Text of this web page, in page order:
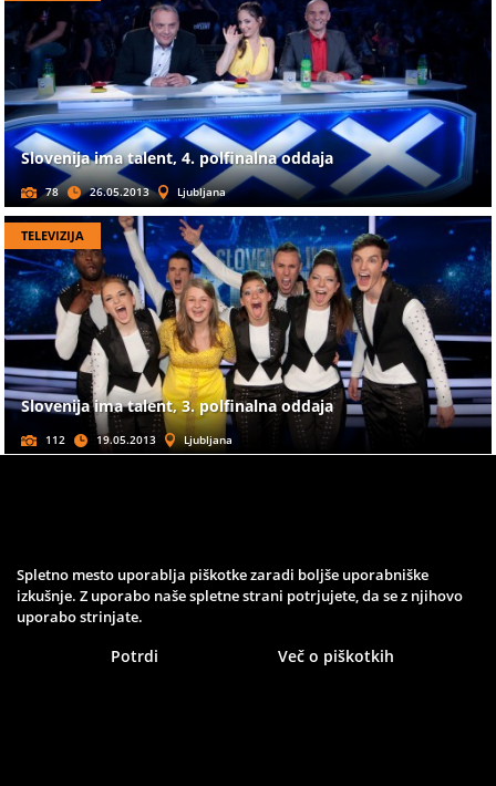
Slovenija ima talent, 4. polfinalna oddaja
78 26.05.2013 Ljubljana
TELEVIZIJA
Slovenija ima talent, 3. polfinalna oddaja
112 19.05.2013 Ljubljana
Slovenija ima talent, 2. polfinalna oddaja
Spletno mesto uporablja piškotke zaradi boljše uporabniške
izkušnje. Z uporabo naše spletne strani potrjujete, da se z njihovo
uporabo strinjate.
Potrdi Več o piškotkih